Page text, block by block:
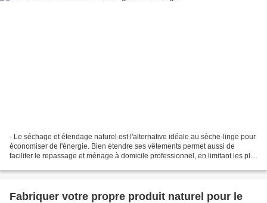
- Le séchage et étendage naturel est l'alternative idéale au sèche-linge pour
économiser de l'énergie. Bien étendre ses vêtements permet aussi de
faciliter le repassage et ménage à domicile professionnel, en limitant les plis
Fabriquer votre propre produit naturel pour le